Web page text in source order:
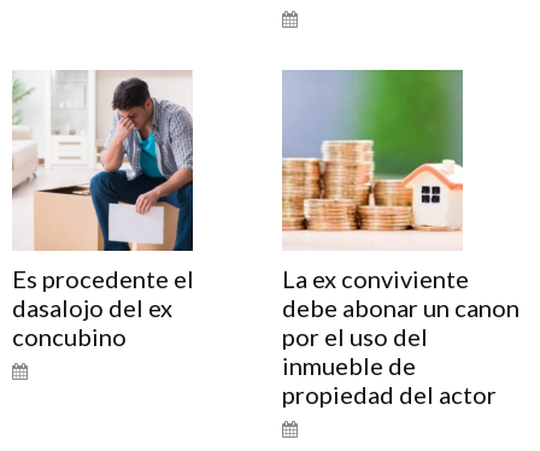
Es procedente el
dasalojo del ex
concubino
La ex conviviente
debe abonar un canon
por el uso del
inmueble de
propiedad del actor